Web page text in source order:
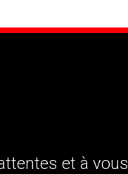
et à vous